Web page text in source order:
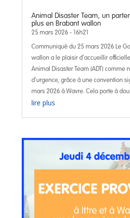
Animal Disaster Team, un
plus en Brabant wallon
25 mars 2026 - 16h21
Communiqué du 25 mars 2026 Le
wallon a le plaisir d’accueillir
Animal Disaster Team (ADT) comme
d’urgence, grâce à une convention
mars 2026 à Wavre. Cela porte à
lire plus